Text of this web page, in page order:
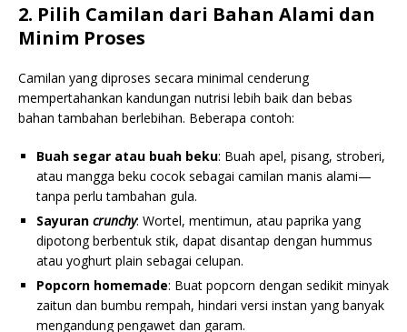
2. Pilih Camilan dari Bahan Alami dan
Minim Proses
Camilan yang diproses secara minimal cenderung
mempertahankan kandungan nutrisi lebih baik dan bebas
bahan tambahan berlebihan. Beberapa contoh:
Buah segar atau buah beku: Buah apel, pisang, stroberi,
atau mangga beku cocok sebagai camilan manis alami—
tanpa perlu tambahan gula.
Sayuran crunchy: Wortel, mentimun, atau paprika yang
dipotong berbentuk stik, dapat disantap dengan hummus
atau yoghurt plain sebagai celupan.
Popcorn homemade: Buat popcorn dengan sedikit minyak
zaitun dan bumbu rempah, hindari versi instan yang banyak
mengandung pengawet dan garam.